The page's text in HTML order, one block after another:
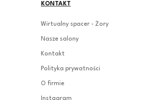
KONTAKT
Wirtualny spacer - Żory
Nasze salony
Kontakt
Polityka prywatności
O firmie
Instagram